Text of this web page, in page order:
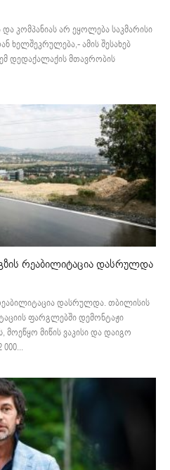
კომპანიას არ ეყოლება საკმარისი
ხელშეკრულება,- ამის შესახებ
დედაქალაქის მთავრობის
რეაბილიტაცია დასრულდა
დასრულდა. თბილისის
ფარგლებში დემონტაჟი
მიწის ვაკისი და დაიგო